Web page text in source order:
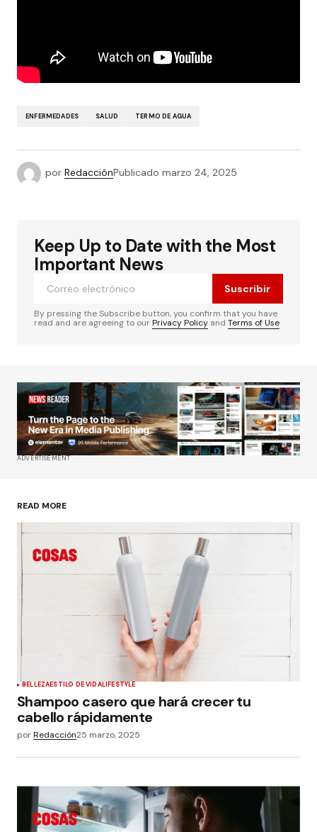
ENFERMEDADES SALUD TERMO DE AGUA
por RedacciónPublicado marzo 24, 2025
Keep Up to Date with the Most
Important News
Suscribir
By pressing the Subscribe button, you confirm that you have
read and are agreeing to ourPrivacy Policy and Terms of Use
ADVERTISEMENT
READ MORE
BELLEZAESTILO DE VIDALIFESTYLE
Shampoo casero que hará crecer tu
cabello rápidamente
porRedacción25 marzo, 2025